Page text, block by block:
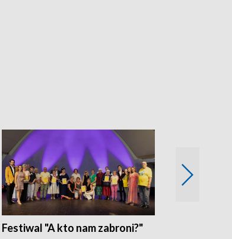
Festiwal "A kto nam zabroni?"